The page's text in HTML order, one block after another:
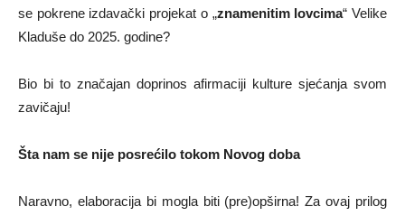
se pokrene izdavački projekat o „znamenitim lovcima“ Velike
Kladuše do 2025. godine?
Bio bi to značajan doprinos afirmaciji kulture sjećanja svom
zavičaju!
Šta nam se nije posrećilo tokom Novog doba
Naravno, elaboracija bi mogla biti (pre)opširna! Za ovaj prilog